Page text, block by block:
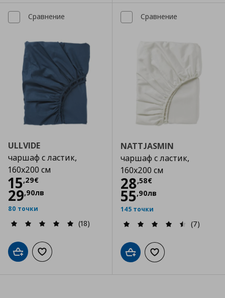
Сравнение
ULLVIDE
чаршаф с ластик,
160x200 см
15,29€
Цена
29,90лв
80 точки
(18)
Добави в кошницата
Добави към списъка с любими
Сравнение
NATTJASMIN
чаршаф с ластик,
160x200 см
28,58€
Цена
55,90лв
145 точки
(7)
Добави в кошницата
Добави към